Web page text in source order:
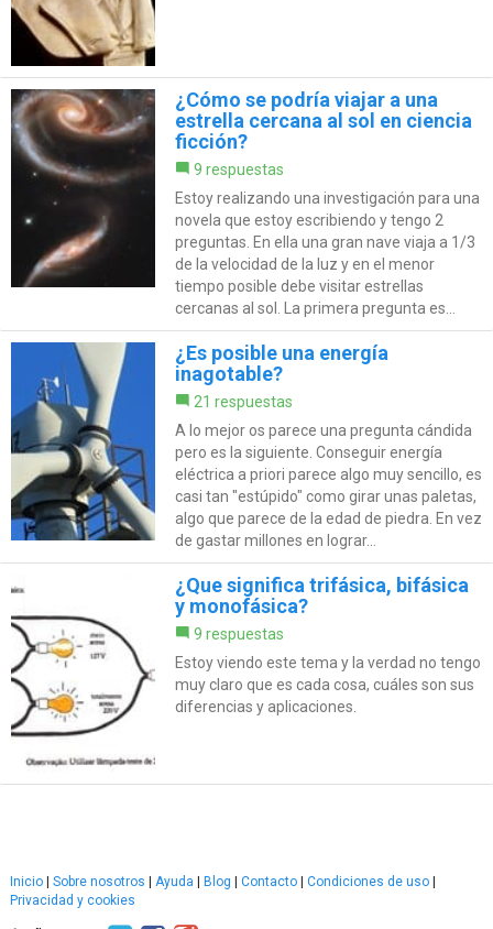
¿Cómo se podría viajar a una
estrella cercana al sol en ciencia
ficción?
9 respuestas
Estoy realizando una investigación para una
novela que estoy escribiendo y tengo 2
preguntas. En ella una gran nave viaja a 1/3
de la velocidad de la luz y en el menor
tiempo posible debe visitar estrellas
cercanas al sol. La primera pregunta es...
¿Es posible una energía
inagotable?
21 respuestas
A lo mejor os parece una pregunta cándida
pero es la siguiente. Conseguir energía
eléctrica a priori parece algo muy sencillo, es
casi tan "estúpido" como girar unas paletas,
algo que parece de la edad de piedra. En vez
de gastar millones en lograr...
¿Que significa trifásica, bifásica
y monofásica?
9 respuestas
Estoy viendo este tema y la verdad no tengo
muy claro que es cada cosa, cuáles son sus
diferencias y aplicaciones.
Inicio | Sobre nosotros | Ayuda | Blog | Contacto | Condiciones de uso |
Privacidad y cookies